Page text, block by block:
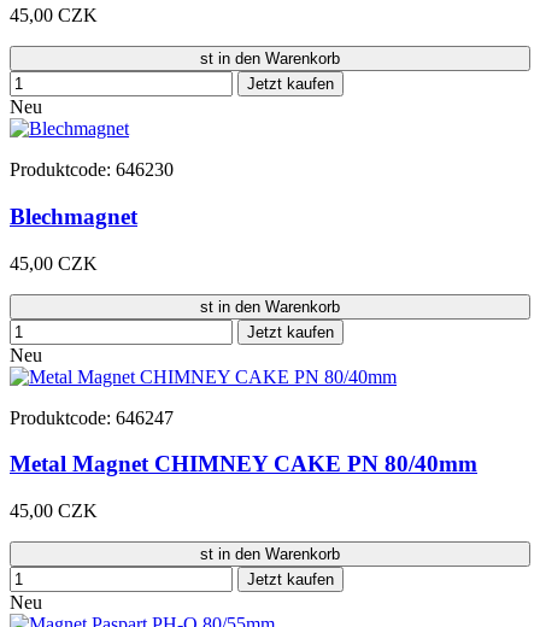
45,00 CZK
st in den Warenkorb
Jetzt kaufen
Neu
Produktcode: 646230
Blechmagnet
45,00 CZK
st in den Warenkorb
Jetzt kaufen
Neu
Produktcode: 646247
Metal Magnet CHIMNEY CAKE PN 80/40mm
45,00 CZK
st in den Warenkorb
Jetzt kaufen
Neu